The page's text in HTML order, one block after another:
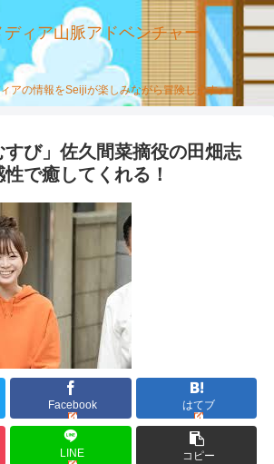
ィア山脈アドベンチャー
アの情報をSeijiが楽しみながら冒険します。
び」佐久間菜摘役の田畑志
で癒してくれる！
Facebook はてブ
LINE コピー